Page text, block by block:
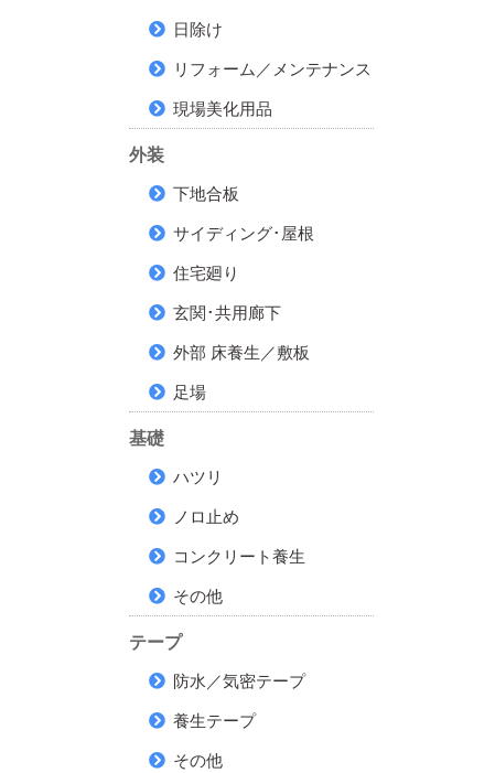
日除け
リフォーム／メンテナンス
現場美化用品
外装
下地合板
サイディング･屋根
住宅廻り
玄関･共用廊下
外部 床養生／敷板
足場
基礎
ハツリ
ノロ止め
コンクリート養生
その他
テープ
防水／気密テープ
養生テープ
その他